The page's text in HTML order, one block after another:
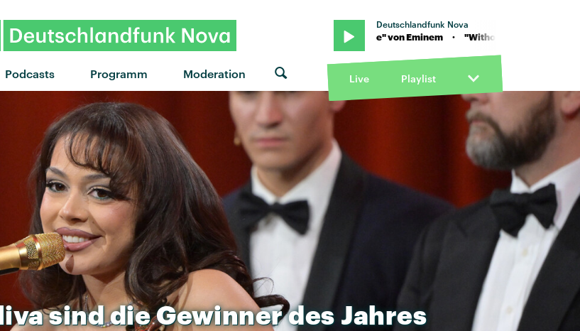
Podcasts Programm Moderation
Deutschlandfunk Nova
"Without Me" von Eminem · "Without Me" von Eminem · "Without Me" von Eminem
Live Playlist
sinddieGewinnerdes Jahres